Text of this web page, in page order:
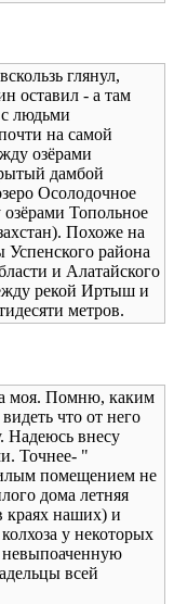
глянул,
оставил - а там
с людьми
на самой
озёрами
дамбой
Осолодочное
Топольное
Похоже на
района
и Алатайского
рекой Иртыш и
метров.
моя. Помню, каким
что от него
Надеюсь внесу
Точнее- "
помещением не
дома летняя
краях наших) и
у некоторых
всей